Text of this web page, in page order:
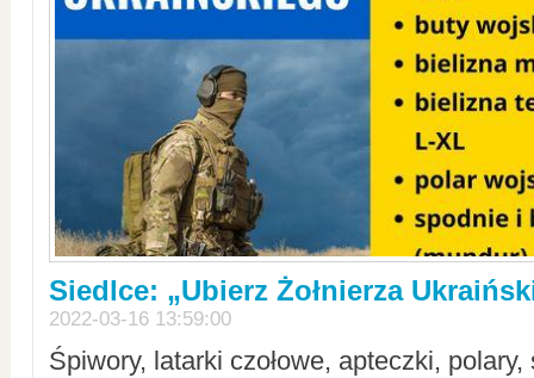
Siedlce: „Ubierz Żołnierza
2022-03-16 13:59:00
Śpiwory, latarki czołowe, apteczki,